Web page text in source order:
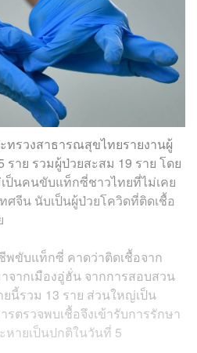
ทรวงสาธารณสุขไทยรายงานผู้
าย รวมผู้ป่วยสะสม 19 ราย โดย
ป็นคนขับแท็กซี่ชาวไทยที่ไม่เคย
ศจีน นับเป็นผู้ป่วยโควิดที่ติดเชื้อ
พขับแท็กซี่ คาดว่าติดเชื้อจาก
จากเมืองอู่ฮั่น จากการสอบสวน
นี้รวม 13 ราย ส่วนใหญ่เป็น
ตรวจพบเชื้อจึงเข้ารับการรักษา
ายเป็นปกติในวันที่ 5